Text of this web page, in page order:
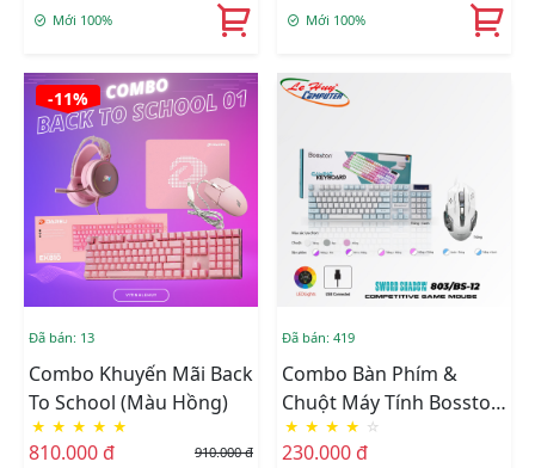
Mới 100% Mới 100%
-11%
Đã bán: 13
Combo Khuyến Mãi Back
To School (Màu Hồng)
★ ★ ★ ★ ★
810.000 đ 910.000 đ
Đã bán: 419
Combo Bàn Phím &
Chuột Máy Tính Bosston
803 + BS12
★ ★ ★ ★ ☆
230.000 đ